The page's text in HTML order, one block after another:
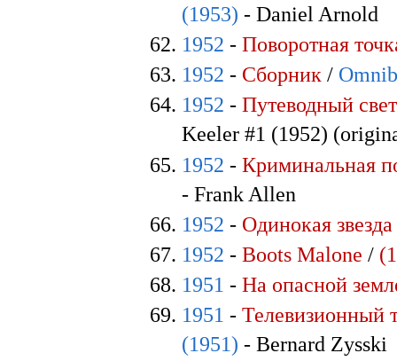
(1953) - Daniel Arnold
1952 -Поворотная
1952 - Сборник /
1952 -Путеводный свет
Keeler #1 (1952)
1952 -Криминальная
- Frank Allen
1952 - Одинокая звезда
1952 -Boots Malone /
1951 -На опасной
1951 -Телевизионный
(1951) - Bernard Zysski